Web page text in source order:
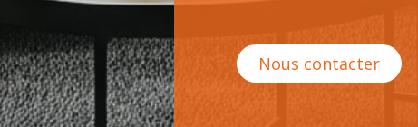
Nous contacter